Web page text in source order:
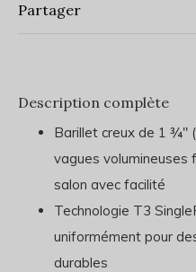
Partager
Description complète
Barillet creux de 1 ¾"
vagues volumineuses
salon avec facilité
Technologie T3
uniformément pour
durables